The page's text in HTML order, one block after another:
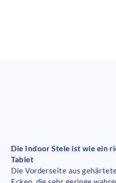
Die Indoor Stele ist wie ein
Tablet
Die Vorderseite aus